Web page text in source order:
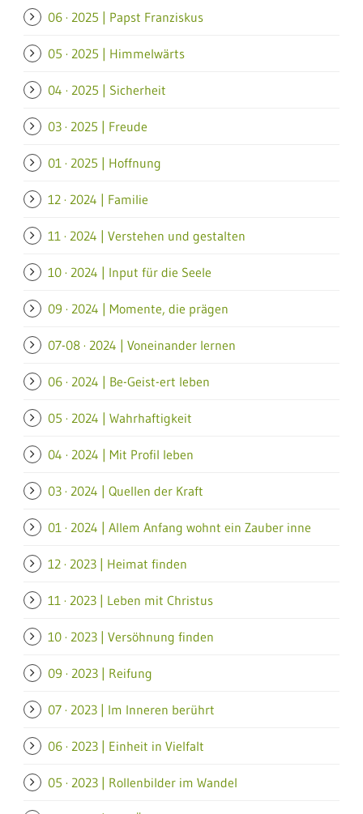
06 · 2025 | Papst Franziskus
05 · 2025 | Himmelwärts
04 · 2025 | Sicherheit
03 · 2025 | Freude
01 · 2025 | Hoffnung
12 · 2024 | Familie
11 · 2024 | Verstehen und gestalten
10 · 2024 | Input für die Seele
09 · 2024 | Momente, die prägen
07-08 · 2024 | Voneinander lernen
06 · 2024 | Be-Geist-ert leben
05 · 2024 | Wahrhaftigkeit
04 · 2024 | Mit Profil leben
03 · 2024 | Quellen der Kraft
01 · 2024 | Allem Anfang wohnt ein Zauber inne
12 · 2023 | Heimat finden
11 · 2023 | Leben mit Christus
10 · 2023 | Versöhnung finden
09 · 2023 | Reifung
07 · 2023 | Im Inneren berührt
06 · 2023 | Einheit in Vielfalt
05 · 2023 | Rollenbilder im Wandel